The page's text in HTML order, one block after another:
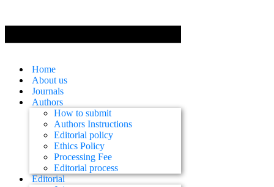
Home
About us
Journals
Authors
How to submit
Authors Instructions
Editorial policy
Ethics Policy
Processing Fee
Editorial process
Editorial